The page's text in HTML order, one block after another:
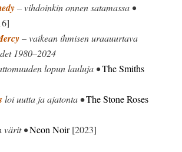
– vihdoinkin onnen satamassa •
– vaikean ihmisen uraauurtava
1980–2024
lopun lauluja •The Smiths
loi uutta ja ajatonta•The Stone Roses
värit •Neon Noir[2023]